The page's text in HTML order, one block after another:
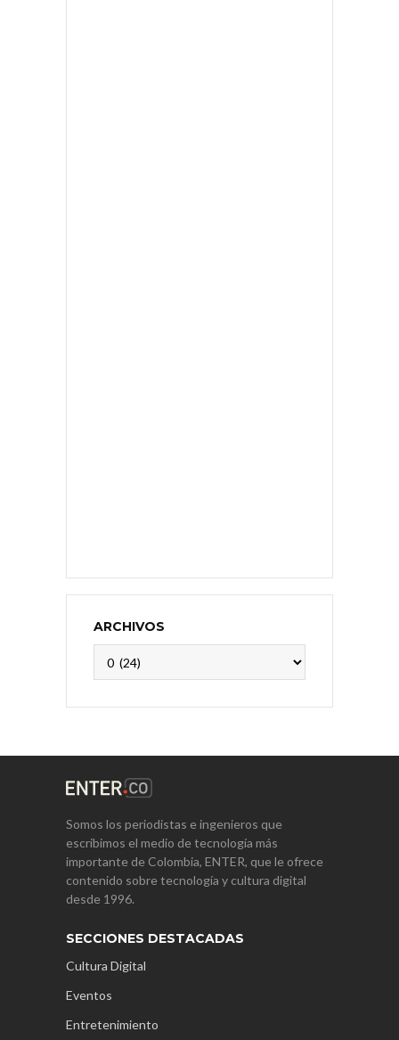
ARCHIVOS
Somos los periodistas e ingenieros que
escribimos el medio de tecnología más
importante de Colombia, ENTER, que le ofrece
contenido sobre tecnología y cultura digital
desde 1996.
SECCIONES DESTACADAS
Cultura Digital
Eventos
Entretenimiento